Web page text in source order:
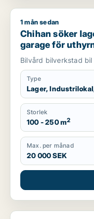
Chihan söker lager,
1 mån sedan
Chihan söker
garage för
Botkyrka eller
Bilvård bilverkstad
Type
Lager,
Storlek
100 - 250 m2
Max. per månad
20 000 SEK